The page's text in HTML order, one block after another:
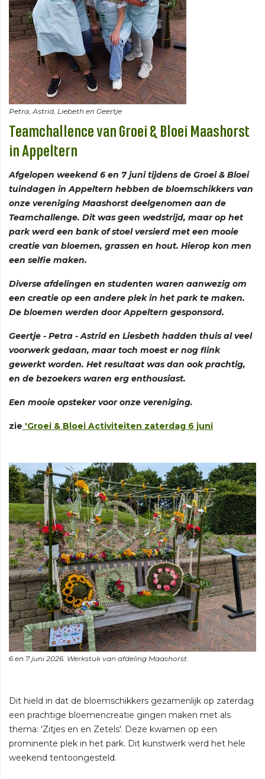
Teamchallence van Groei & Bloei Maashorst
in Appeltern
Afgelopen weekend 6 en 7 juni tijdens de Groei & Bloei
tuindagen in Appeltern hebben de bloemschikkers van
onze vereniging Maashorst deelgenomen aan de
Teamchallenge. Dit was geen wedstrijd, maar op het
park werd een bank of stoel versierd met een mooie
creatie van bloemen, grassen en hout. Hierop kon men
een selfie maken.
Diverse afdelingen en studenten waren aanwezig om
een creatie op een andere plek in het park te maken.
De bloemen werden door Appeltern gesponsord.
Geertje - Petra - Astrid en Liesbeth hadden thuis al veel
voorwerk gedaan, maar toch moest er nog flink
gewerkt worden. Het resultaat was dan ook prachtig,
en de bezoekers waren erg enthousiast.
Een mooie opsteker voor onze vereniging.
zie 'Groei & Bloei Activiteiten zaterdag 6 juni
Dit hield in dat de bloemschikkers gezamenlijk op zaterdag
een prachtige bloemencreatie gingen maken met als
thema: 'Zitjes en en Zetels'. Deze kwamen op een
prominente plek in het park. Dit kunstwerk werd het hele
weekend tentoongesteld.